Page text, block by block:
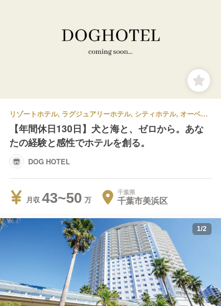
リゾートホテル, ラグジュアリーホテル, シティホテル, オーベルジュ, その他ホテル | 宿泊部門 | マネージャー・支配人・副支配人・女将 | DOG HOTEL
【年間休日130日】犬と海と、ゼロから。あな
たの経験と感性でホテルを創る。
DOG HOTEL
月収 43~50 千葉県
千葉市美浜区
1/2